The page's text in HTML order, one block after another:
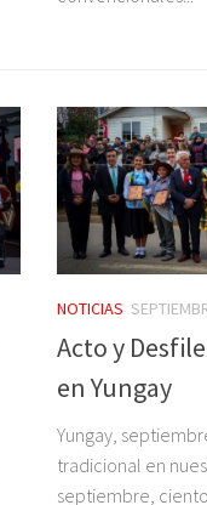
NOTICIAS
Acto y
en Yungay
Yungay,
tradicional en
septiembre,